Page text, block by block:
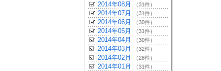
2014年08月 （31件）
2014年07月 （31件）
2014年06月 （30件）
2014年05月 （31件）
2014年04月 （30件）
2014年03月 （32件）
2014年02月 （28件）
2014年01月 （31件）